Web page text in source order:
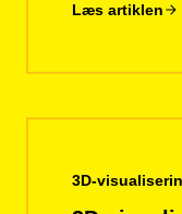
Læs artiklen
3D-